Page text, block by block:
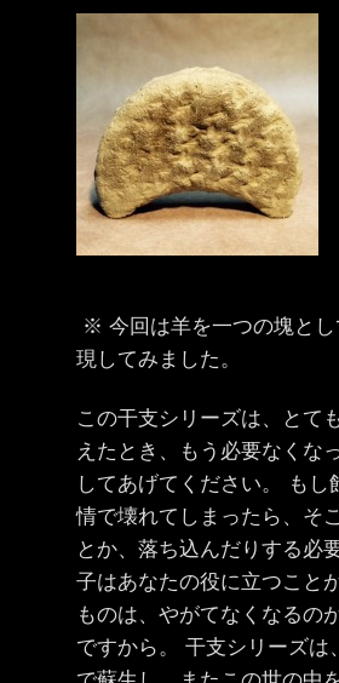
※ 今回は羊を一つの塊と
現してみました。
この干支シリーズは、とて
えたとき、もう必要なくな
してあげてください。 も
情で壊れてしまったら、そ
とか、落ち込んだりする必
子はあなたの役に立つこと
ものは、やがてなくなるの
ですから。 干支シリーズ